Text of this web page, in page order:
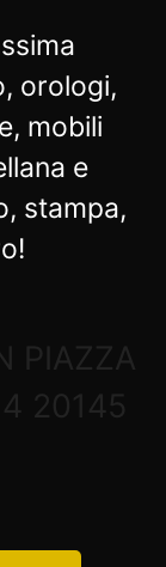
orologi,
mobili
e
stampa,
PIAZZA
4 20145